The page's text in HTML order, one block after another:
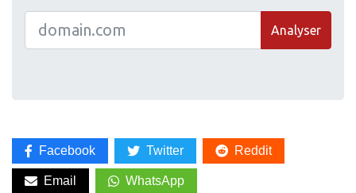
Analyser
Facebook Twitter Reddit
Email WhatsApp